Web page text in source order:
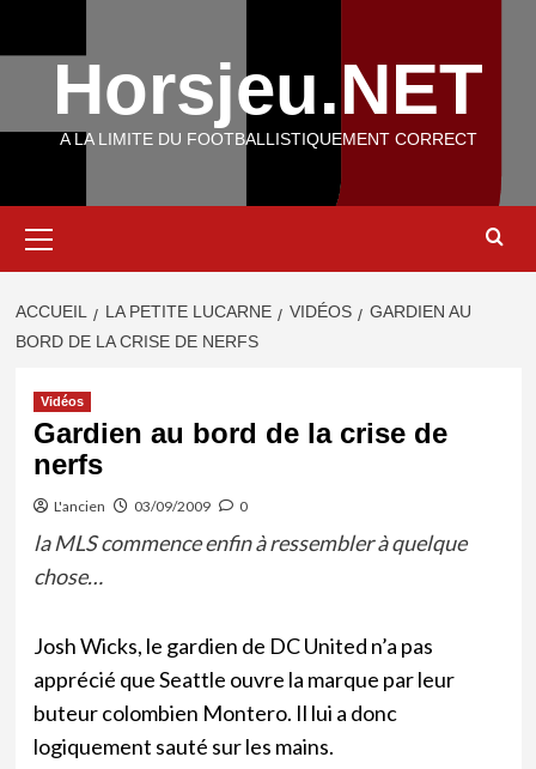
Horsjeu.NET
A LA LIMITE DU FOOTBALLISTIQUEMENT CORRECT
principal
ACCUEIL LA PETITE LUCARNE VIDÉOS
GARDIEN AU
BORD DE LA CRISE DE NERFS
Vidéos
Gardien au bord de la crise de
nerfs
L'ancien 03/09/2009 0
la MLS commence enfin à ressembler à quelque
chose…
Josh Wicks, le gardien de DC United n’a pas
apprécié que Seattle ouvre la marque par leur
buteur colombien Montero. Il lui a donc
logiquement sauté sur les mains.